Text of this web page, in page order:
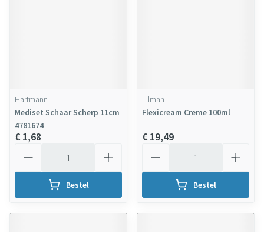
Hartmann
Mediset Schaar Scherp 11cm
4781674
€ 1,68
Bestel
Tilman
Flexicream Creme 100ml
€ 19,49
Bestel